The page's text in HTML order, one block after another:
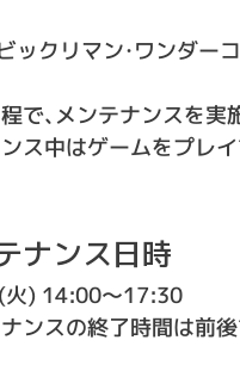
ックリマン・ワンダ
で、メンテナンスを
ス中はゲームをプレ
ナンス日時
火) 14:00〜17:30
ンスの終了時間は前